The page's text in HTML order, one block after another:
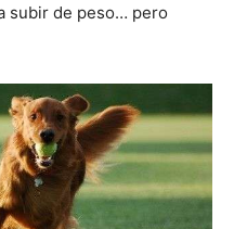
subir de peso… pero